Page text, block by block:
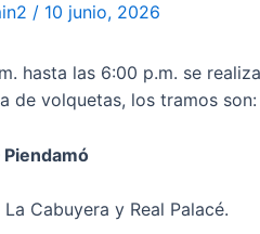
/ 10 junio, 2026
hasta las 6:00 p.m. se
de volquetas, los tramos son:
Piendamó
Cabuyera y Real Palacé.